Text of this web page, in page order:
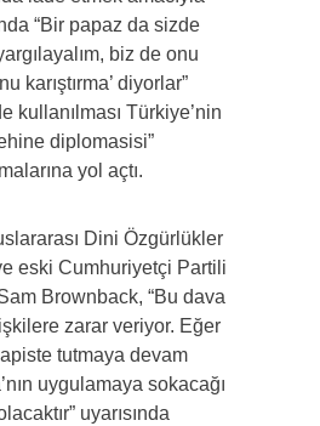
“Bir papaz da sizde
biz de onu
karıştırma’ diyorlar”
kullanılması Türkiye’nin
diplomasisi”
yol açtı.
Dini Özgürlükler
eski Cumhuriyetçi Partili
Brownback, “Bu dava
zarar veriyor. Eğer
tutmaya devam
uygulamaya sokacağı
uyarısında